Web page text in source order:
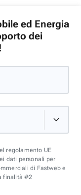
ed Energia
dei
regolamento UE
dati personali per
di Fastweb e
finalità #2